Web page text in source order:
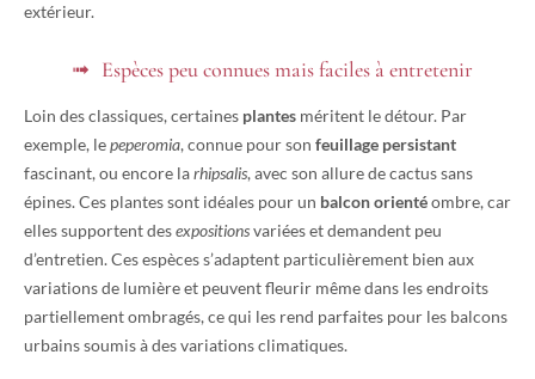
extérieur.
Espèces peu connues mais faciles à entretenir
Loin des classiques, certaines plantes méritent le détour. Par
exemple, lepeperomia, connue pour son feuillage persistant
fascinant, ou encore larhipsalis, avec son allure de cactus sans
épines. Ces plantes sont idéales pour un balcon orientéombre, car
elles supportent desexpositionsvariées et demandent peu
d’entretien. Ces espèces s’adaptent particulièrement bien aux
variations de lumière et peuvent fleurir même dans les endroits
partiellement ombragés, ce qui les rend parfaites pour les balcons
urbains soumis à des variations climatiques.